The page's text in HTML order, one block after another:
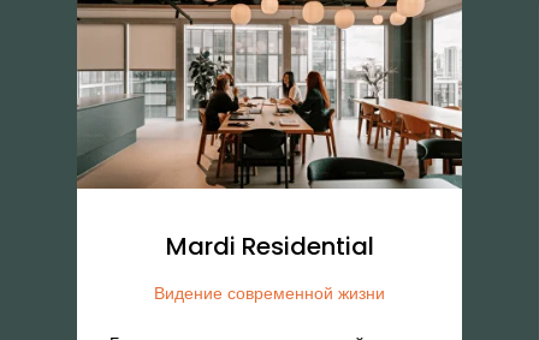
Откройте для себя гармонию и отдых в
Грузии